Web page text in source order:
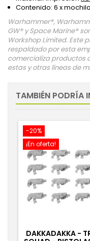
Contenido: 6 x
Warhammer®,
GW® y Space Marine®
Workshop Limited. Este
respaldado por esta
comercializa productos
estas y otras líneas de
TAMBIÉN PODRÍA
-20%
¡En oferta!
DAKKADAKKA -